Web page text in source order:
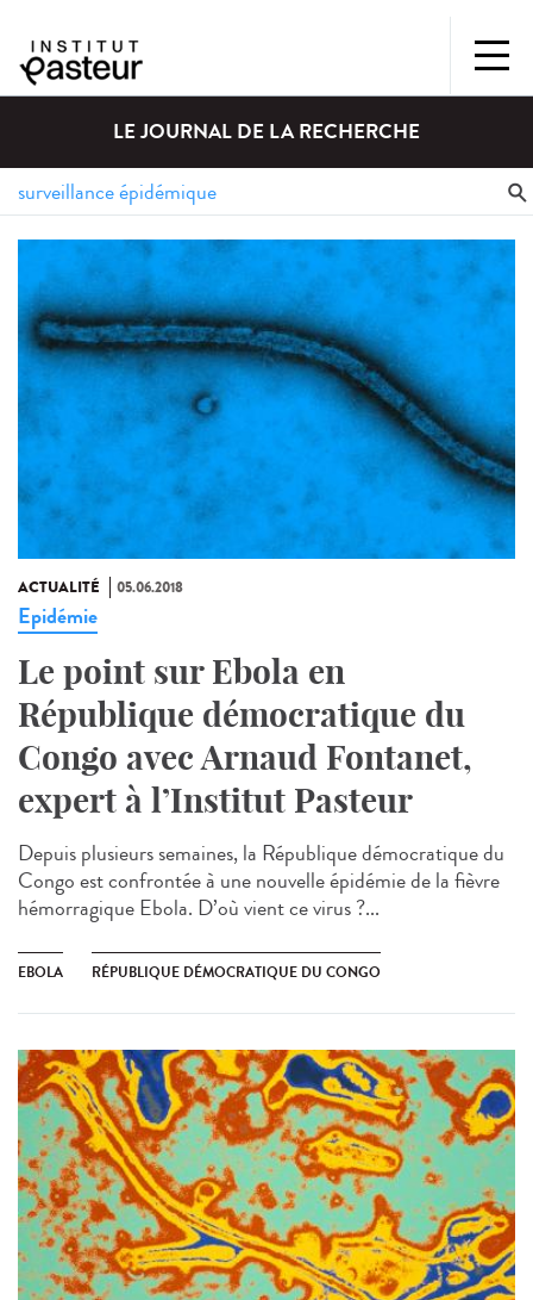
LE JOURNAL DE LA RECHERCHE
ACTUALITÉ 05.06.2018
Epidémie
Le point sur Ebola en
République démocratique du
Congo avec Arnaud Fontanet,
expert à l’Institut Pasteur
Depuis plusieurs semaines, la République démocratique du
Congo est confrontée à une nouvelle épidémie de la fièvre
hémorragique Ebola. D’où vient ce virus ?...
EBOLA RÉPUBLIQUE DÉMOCRATIQUE DU CONGO